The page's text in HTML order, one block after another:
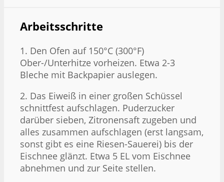
Arbeitsschritte
1. Den Ofen auf 150°C (300°F)
Ober-/Unterhitze vorheizen. Etwa 2-3
Bleche mit Backpapier auslegen.
2. Das Eiweiß in einer großen Schüssel
schnittfest aufschlagen. Puderzucker
darüber sieben, Zitronensaft zugeben und
alles zusammen aufschlagen (erst langsam,
sonst gibt es eine Riesen-Sauerei) bis der
Eischnee glänzt. Etwa 5 EL vom Eischnee
abnehmen und zur Seite stellen.